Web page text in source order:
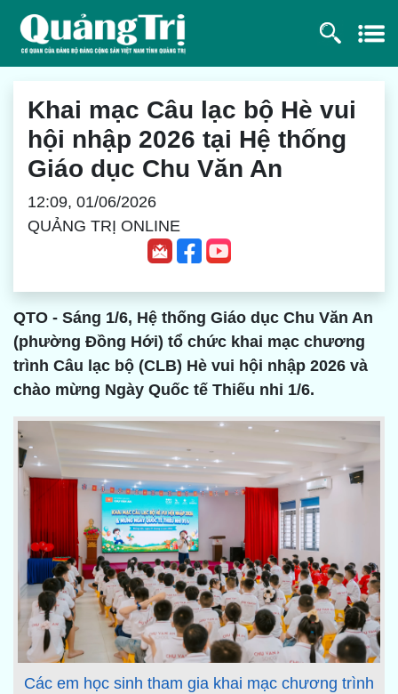
Khai mạc Câu lạc bộ Hè vui
hội nhập 2026 tại Hệ thống
Giáo dục Chu Văn An
12:09, 01/06/2026
QUẢNG TRỊ ONLINE
QTO - Sáng 1/6, Hệ thống Giáo dục Chu Văn An
(phường Đồng Hới) tổ chức khai mạc chương
trình Câu lạc bộ (CLB) Hè vui hội nhập 2026 và
chào mừng Ngày Quốc tế Thiếu nhi 1/6.
Các em học sinh tham gia khai mạc chương trình